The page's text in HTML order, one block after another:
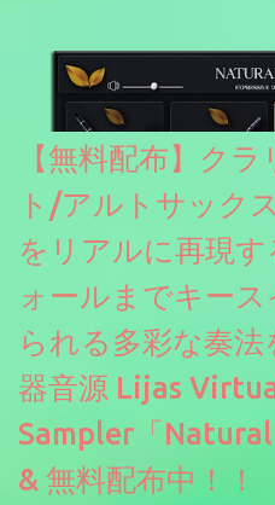
ソースを元に設計・改良した製
【無料配布】ク
ト/アルトサック
をリアルに再現
ォールまでキー
られる多彩な奏
器音源 Lijas
Sampler「
& 無料配布中！！